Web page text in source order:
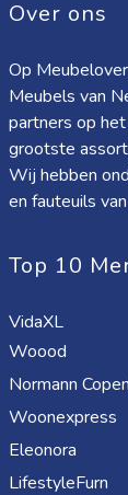
Over ons
Op
Meubels van
partners op
grootste
Wij hebben
en fauteuils
Top 10
VidaXL
Woood
Normann
Woonexpress
Eleonora
LifestyleFurn